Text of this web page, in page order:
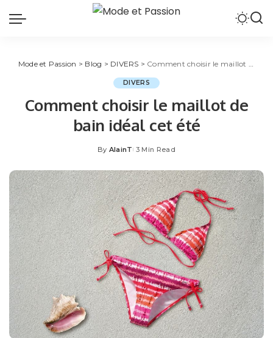
Mode et Passion > Blog > DIVERS > Comment choisir le maillot de bain idéal cet été
DIVERS
Comment choisir le maillot de
bain idéal cet été
Posted
By AlainT 3 Min Read